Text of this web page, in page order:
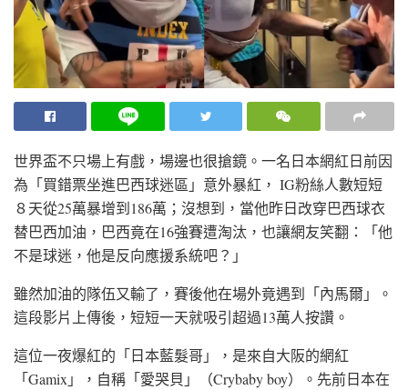
世界盃不只場上有戲，場邊也很搶鏡。一名日本網紅日前因
為「買錯票坐進巴西球迷區」意外暴紅， IG粉絲人數短短
８天從25萬暴增到186萬；沒想到，當他昨日改穿巴西球衣
替巴西加油，巴西竟在16強賽遭淘汰，也讓網友笑翻：「他
不是球迷，他是反向應援系統吧？」
雖然加油的隊伍又輸了，賽後他在場外竟遇到「內馬爾」。
這段影片上傳後，短短一天就吸引超過13萬人按讚。
這位一夜爆紅的「日本藍髮哥」，是來自大阪的網紅
「Gamix」，自稱「愛哭貝」（Crybaby boy）。先前日本在